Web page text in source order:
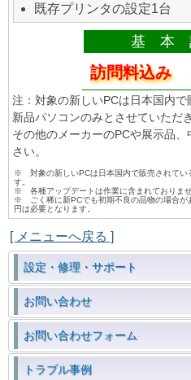
既存プリンタの設定1台
基 本
訪問料込み
注：対象の新しいPCは日本国内
新品パソコンのみとさせていただ
その他のメーカーのPCや展示品
さい。
※ 対象の新しいPCは日本国内で販売されてい
す。
※ 各種アップデートは作業に含まれておりませ
※ ごく稀に新PCでも初期不良の品物の場合が
円は必要となります。
[ メニューへ戻る ]
設定・修理・サポート
お問い合わせ
お問い合わせフォーム
トラブル事例